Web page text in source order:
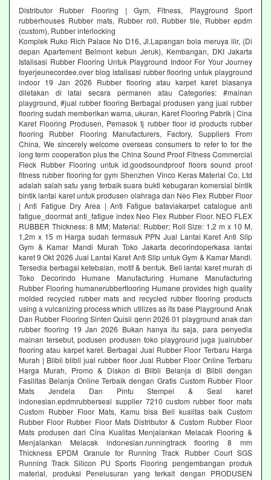
Distributor Rubber Flooring | Gym, Fitness, Playground Sport
rubberhouses Rubber mats, Rubber roll, Rubber tile, Rubber epdm
(custom), Rubber interlocking
Komplek Ruko Rich Palace No D16, Jl.Lapangan bola meruya ilir, (Di
depan Apartement Belmont kebun Jeruk), Kembangan, DKI Jakarta
Istalisasi Rubber Flooring Untuk Playground Indoor For Your Journey
foyerjeunecordee.over blog istalisasi rubber flooring untuk playground
indoor 19 Jan 2026 Rubber flooring atau karpet karet biasanya
diletakan di latai secara permanen atau Categories: #mainan
playground, #jual rubber flooring Berbagai produsen yang jual rubber
flooring sudah memberikan warna, ukuran, Karet Flooring Pabrik | Cina
Karet Flooring Produsen, Pemasok tj rubber floor id products rubber
flooring Rubber Flooring Manufacturers, Factory, Suppliers From
China, We sincerely welcome overseas consumers to refer to for the
long term cooperation plus the China Sound Proof Fitness Commercial
Fleck Rubber Flooring untuk id.goodsoundproof floors sound proof
fitness rubber flooring for gym Shenzhen Vinco Keras Material Co, Ltd
adalah salah satu yang terbaik suara bukti kebugaran komersial bintik
bintik lantai karet untuk produsen olahraga dan Neo Flex Rubber Floor
| Anti Fatigue Dry Area | Anti Fatigue bataviakarpet catalogue anti
fatigue_doormat anti_fatigue index Neo Flex Rubber Floor. NEO FLEX
RUBBER Thickness: 8 MM; Material: Rubber; Roll Size: 1,2 m x 10 M,
1,2m x 15 m Harga sudah termasuk PPN Jual Lantai Karet Anti Slip
Gym & Kamar Mandi Murah Toko Jakarta decorindoperkasa lantai
karet 9 Okt 2026 Jual Lantai Karet Anti Slip untuk Gym & Kamar Mandi.
Tersedia berbagai ketebalan, motif & bentuk. Beli lantai karet murah di
Toko Decorindo Humane Manufacturing Humane Manufacturing
Rubber Flooring humanerubberflooring Humane provides high quality
molded recycled rubber mats and recycled rubber flooring products
using a vulcanizing process which utilizes as its base Playground Anak
Dan Rubber Flooring Sinten Quisii qenn 2026 01 playground anak dan
rubber flooring 19 Jan 2026 Bukan hanya itu saja, para penyedia
mainan tersebut, podusen produsen toko playground juga jualrubber
flooring atau karpet karet. Berbagai Jual Rubber Floor Terbaru Harga
Murah | Blibli blibli jual rubber floor Jual Rubber Floor Online Terbaru
Harga Murah, Promo & Diskon di Blibli Belanja di Blibli dengan
Fasilitas Belanja Online Terbaik dengan Gratis Custom Rubber Floor
Mats Jendela Dan Pintu Stempel & Seal karet
indonesian.epdmrubberseal supplier 7210 custom rubber floor mats
Custom Rubber Floor Mats, Kamu bisa Beli kualitas baik Custom
Rubber Floor Rubber Floor Mats Distributor & Custom Rubber Floor
Mats produsen dari Cina Kualitas Menjalankan Melacak Flooring &
Menjalankan Melacak indonesian.runningtrack flooring 8 mm
Thickness EPDM Granule for Running Track Rubber Court SGS
Running Track Silicon PU Sports Flooring pengembangan produk
material, produksi Penelusuran yang terkait dengan PRODUSEN